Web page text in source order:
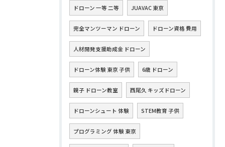
ドローン 一等 二等 JUAVAC 東京
完全マンツーマン ドローン ドローン資格 費用
人材開発支援助成金 ドローン
ドローン体験 東京 子供 6歳 ドローン
親子 ドローン教室 西尾久 キッズドローン
ドローンシュート 体験 STEM教育 子供
プログラミング 体験 東京